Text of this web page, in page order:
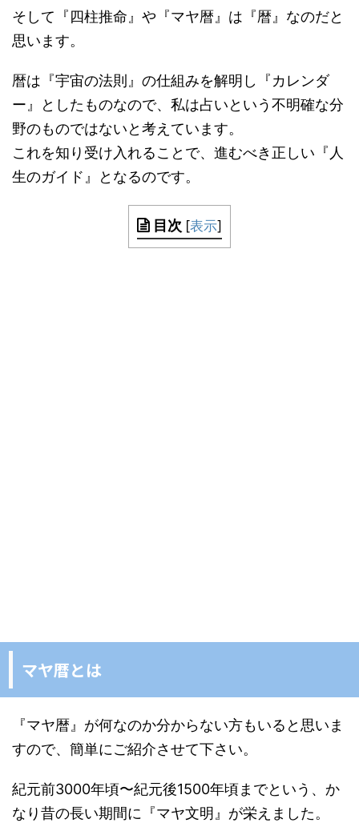
そして『四柱推命』や『マヤ暦』は『暦』なのだと
思います。
暦は『宇宙の法則』の仕組みを解明し『カレンダ
ー』としたものなので、私は占いという不明確な分
野のものではないと考えています。
これを知り受け入れることで、進むべき正しい『人
生のガイド』となるのです。
目次 [表示]
マヤ暦とは
『マヤ暦』が何なのか分からない方もいると思いま
すので、簡単にご紹介させて下さい。
紀元前3000年頃〜紀元後1500年頃までという、か
なり昔の長い期間に『マヤ文明』が栄えました。